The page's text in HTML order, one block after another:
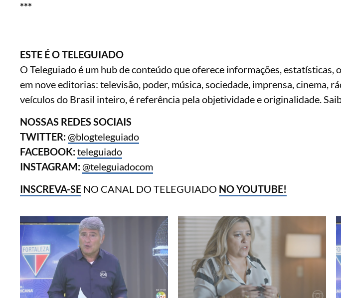
***
ESTE É O TELEGUIADO
O Teleguiado é um hub de conteúdo que oferece informações,
em nove editorias: televisão, poder, música, sociedade, imprensa, cinema,
veículos do Brasil inteiro, é referência pela objetividade e originalidade.
NOSSAS REDES SOCIAIS
TWITTER:@blogteleguiado
FACEBOOK:teleguiado
INSTAGRAM:@teleguiadocom
INSCREVA-SENO CANAL DO TELEGUIADO NO YOUTUBE!